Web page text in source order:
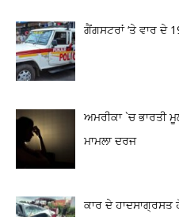
ਗੈਂਗਸਟਰਾਂ ‘ਤੇ ਵਾਰ ਦੇ
ਅਮਰੀਕਾ `ਚ ਭਾਰਤੀ
ਮਾਮਲਾ ਦਰਜ
ਕਾਰ ਦੇ